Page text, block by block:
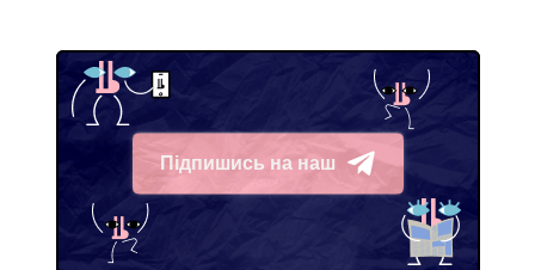
Підпишись на наш
Telegram